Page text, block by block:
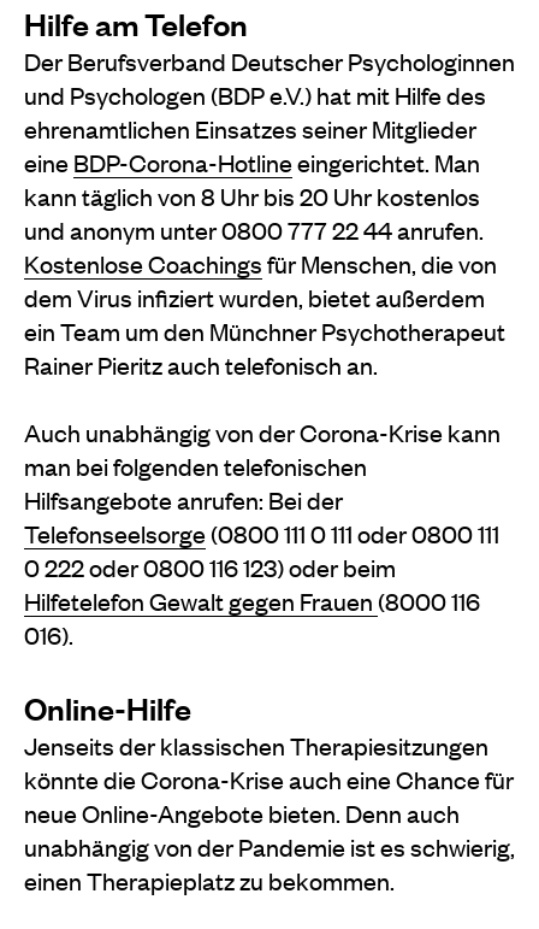
Hilfe am Telefon
Der Berufsverband Deutscher Psychologinnen
und Psychologen (BDP e.V.) hat mit Hilfe des
ehrenamtlichen Einsatzes seiner Mitglieder
eineBDP-Corona-Hotlineeingerichtet. Man
kann täglich von 8 Uhr bis 20 Uhr kostenlos
und anonym unter 0800 777 22 44 anrufen.
Kostenlose Coachingsfür Menschen, die von
dem Virus infiziert wurden, bietet außerdem
ein Team um den Münchner Psychotherapeut
Rainer Pieritz auch telefonisch an.
Auch unabhängig von der Corona-Krise kann
man bei folgenden telefonischen
Hilfsangebote anrufen: Bei der
Telefonseelsorge(0800 111 0 111 oder 0800 111
0 222 oder 0800 116 123) oder beim
Hilfetelefon Gewalt gegen Frauen (8000 116
016).
Online-Hilfe
Jenseits der klassischen Therapiesitzungen
könnte die Corona-Krise auch eine Chance für
neue Online-Angebote bieten. Denn auch
unabhängig von der Pandemie ist es schwierig,
einen Therapieplatz zu bekommen.